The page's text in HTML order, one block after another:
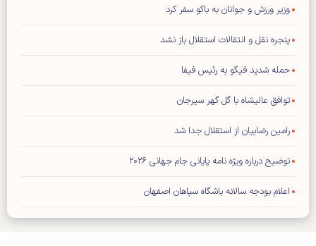
وزیر ورزش و جوانان به باکو سفر کرد
پنجره نقل و انتقالات استقلال باز نشد
حمله شدید فیگو به رئیس فیفا
توافق عالیشاه با گل گهر سیرجان
رامین رضاییان از استقلال جدا شد
توضیح درباره ویژه نامه پایانی جام جهانی ۲۰۲۶
اعلام بودجه سالانه باشگاه سپاهان اصفهان
محمد صلاح به «ترابزون اسپور» ترکیه پیوست